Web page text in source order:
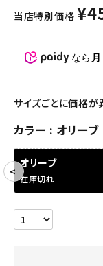
パンツ・ショーツ
SEASON
CONTENTS
ACCOUNT MENU
meeting_room
当店特別価格 ¥
なら
サイズごとに価格が
カラー オリーブ
オリーブ
在庫切れ